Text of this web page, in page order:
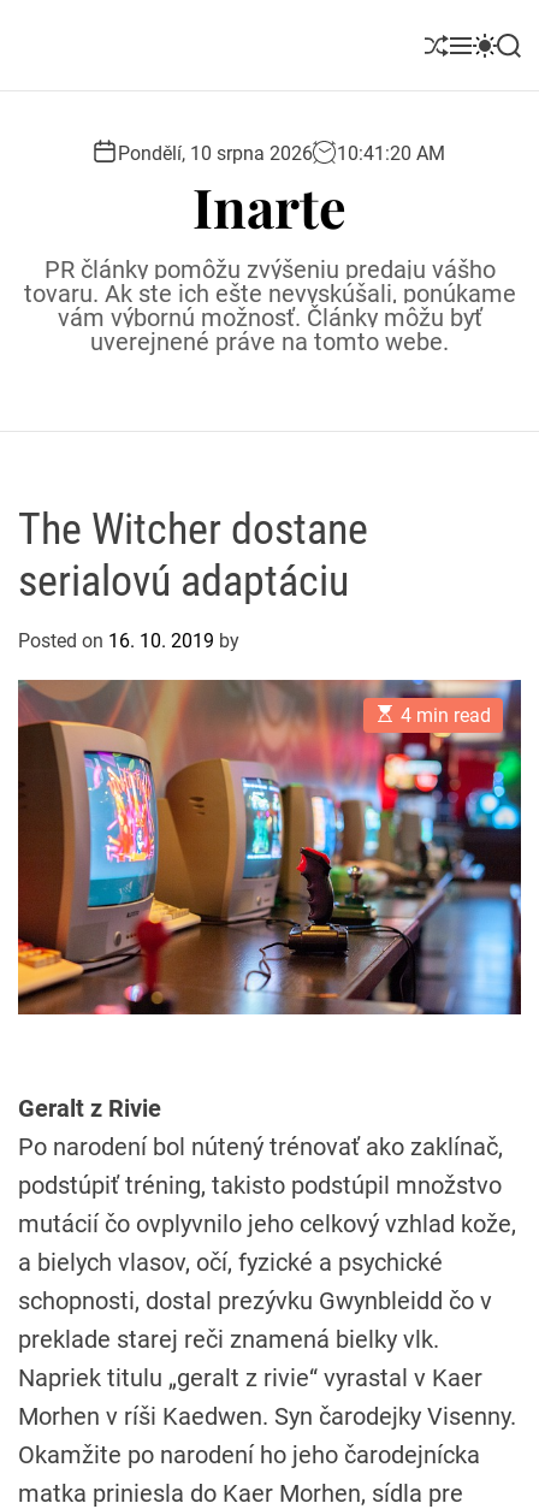
S
l
M S
o
r
m
S
Pondělí, 10 srpna 2026 10:41 :21 AM
Inarte
PR články pomôžu zvýšeniu predaju vášho
tovaru. Ak ste ich ešte nevyskúšali, ponúkame
vám výbornú možnosť. Články môžu byť
uverejnené práve na tomto webe.
The Witcher dostane
serialovú adaptáciu
Posted on 16. 10. 2019 by
E
s
i
m
a
t
e
d
r
e
a
d
t
i
m
e
4 min read
Geralt z Rivie
Po narodení bol nútený trénovať ako zaklínač,
podstúpiť tréning, takisto podstúpil množstvo
mutácií čo ovplyvnilo jeho celkový vzhlad kože,
a bielych vlasov, očí, fyzické a psychické
schopnosti, dostal prezývku Gwynbleidd čo v
preklade starej reči znamená bielky vlk.
Napriek titulu „geralt z rivie“ vyrastal v Kaer
Morhen v ríši Kaedwen. Syn čarodejky Visenny.
Okamžite po narodení ho jeho čarodejnícka
matka priniesla do Kaer Morhen, sídla pre